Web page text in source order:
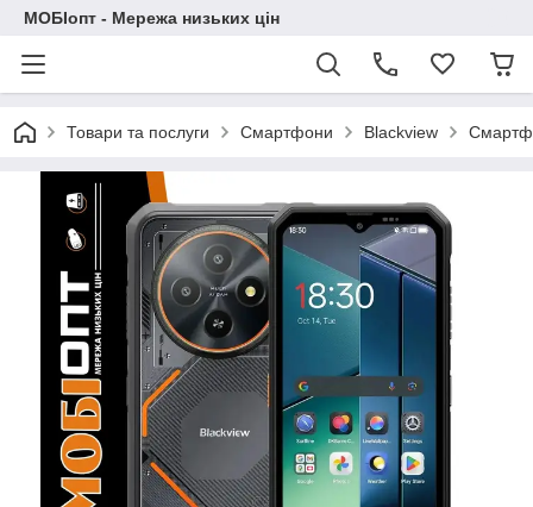
МОБІопт - Мережа низьких цін
Товари та послуги Смартфони Blackview